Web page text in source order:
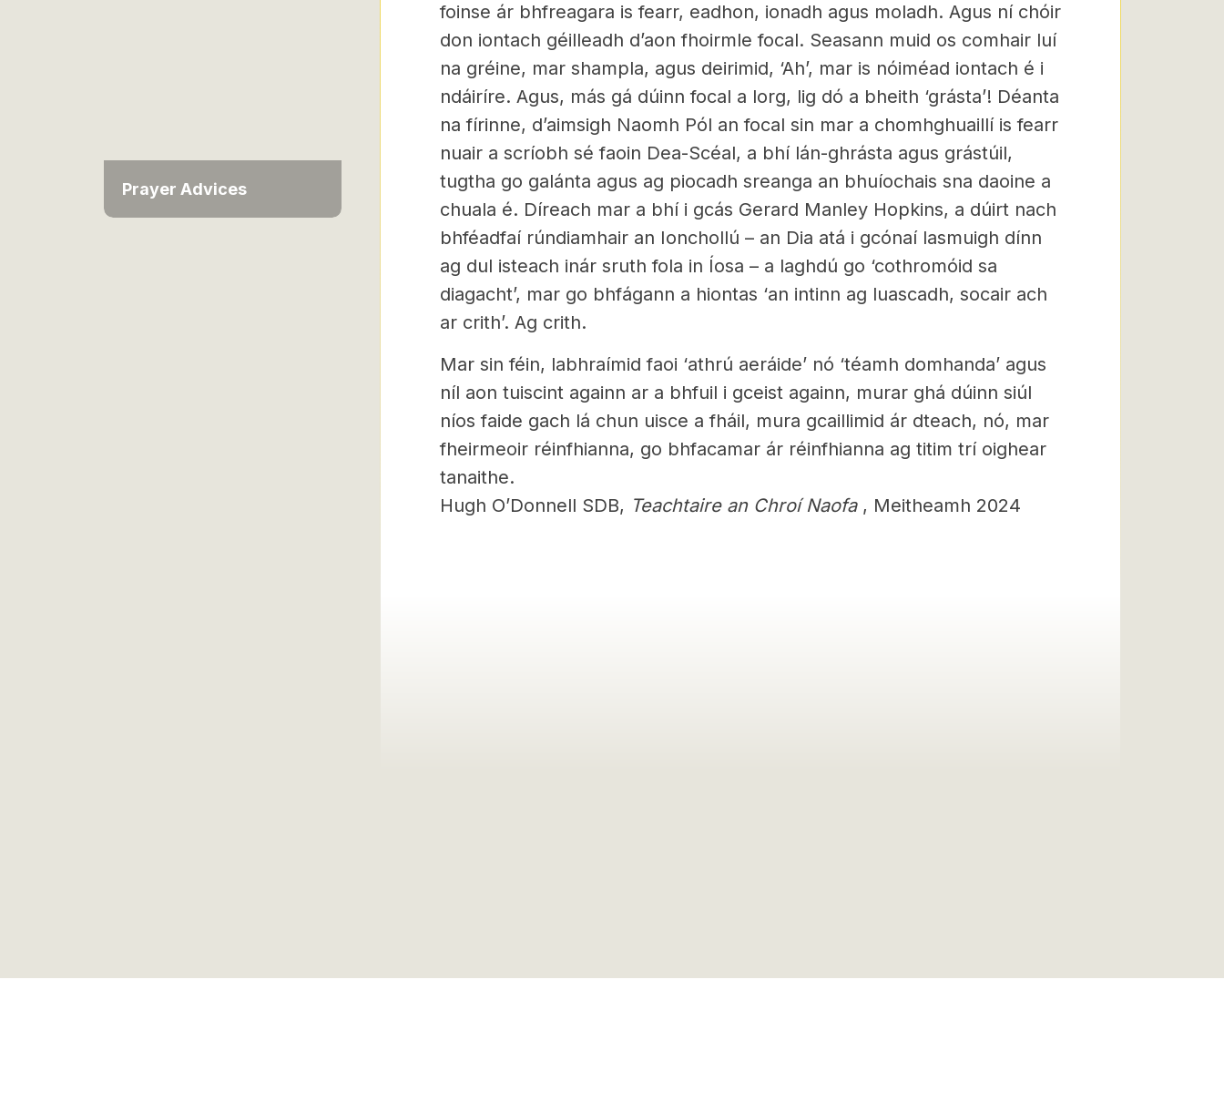
Prayer Advices
foinse ár bhfreagara is fearr, eadhon, ionadh agus moladh. Agus ní chóir
don iontach géilleadh d’aon fhoirmle focal. Seasann muid os comhair luí
na gréine, mar shampla, agus deirimid, ‘Ah’, mar is nóiméad iontach é i
ndáiríre. Agus, más gá dúinn focal a lorg, lig dó a bheith ‘grásta’! Déanta
na fírinne, d’aimsigh Naomh Pól an focal sin mar a chomhghuaillí is fearr
nuair a scríobh sé faoin Dea-Scéal, a bhí lán-ghrásta agus grástúil,
tugtha go galánta agus ag piocadh sreanga an bhuíochais sna daoine a
chuala é. Díreach mar a bhí i gcás Gerard Manley Hopkins, a dúirt nach
bhféadfaí rúndiamhair an Ionchollú – an Dia atá i gcónaí lasmuigh dínn
ag dul isteach inár sruth fola in Íosa – a laghdú go ‘cothromóid sa
diagacht’, mar go bhfágann a hiontas ‘an intinn ag luascadh, socair ach
ar crith’. Ag crith.
Mar sin féin, labhraímid faoi ‘athrú aeráide’ nó ‘téamh domhanda’ agus
níl aon tuiscint againn ar a bhfuil i gceist againn, murar ghá dúinn siúl
níos faide gach lá chun uisce a fháil, mura gcaillimid ár dteach, nó, mar
fheirmeoir réinfhianna, go bhfacamar ár réinfhianna ag titim trí oighear
tanaithe.
Hugh O’Donnell SDB, Teachtaire an Chroí Naofa, Meitheamh 2024